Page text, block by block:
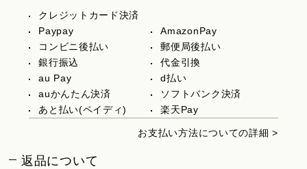
クレジットカード決済
Paypay
AmazonPay
コンビニ後払い
郵便局後払い
銀行振込
代金引換
au Pay
d払い
auかんたん決済
ソフトバンク決済
あと払い(ペイディ)
楽天Pay
お支払い方法についての詳細 >
返品について